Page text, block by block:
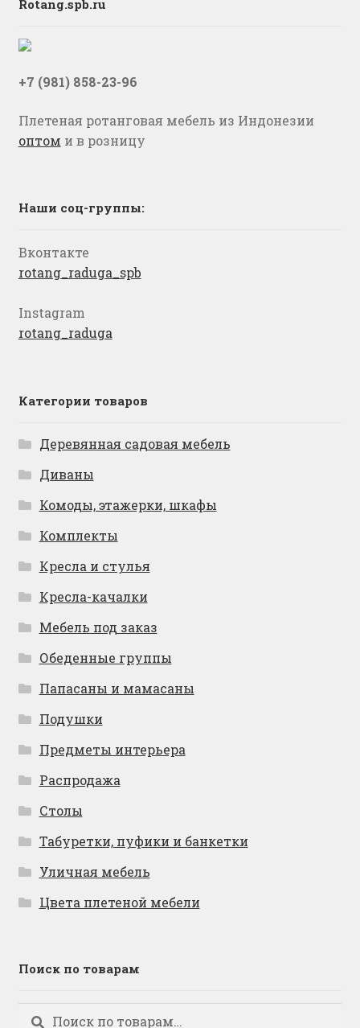
Rotang.spb.ru
+7 (981) 858-23-96
Плетеная ротанговая мебель из Индонезии
оптом и в розницу
Наши соц-группы:
Вконтакте
rotang_raduga_spb
Instagram
rotang_raduga
Категории товаров
Деревянная садовая мебель
Диваны
Комоды, этажерки, шкафы
Комплекты
Кресла и стулья
Кресла-качалки
Мебель под заказ
Обеденные группы
Папасаны и мамасаны
Подушки
Предметы интерьера
Распродажа
Столы
Табуретки, пуфики и банкетки
Уличная мебель
Цвета плетеной мебели
Поиск по товарам
Искать:
Поиск